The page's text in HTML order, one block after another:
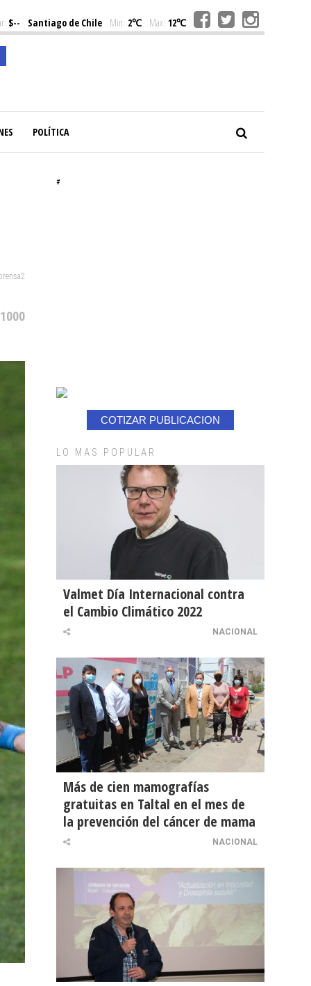
$-- Santiago de Chile Min: 2℃ Max: 12℃
POLÍTICA
#
COTIZAR PUBLICACION
LO MAS POPULAR
Valmet Día Internacional contra
el Cambio Climático 2022
NACIONAL
Más de cien mamografías
gratuitas en Taltal en el mes de
la prevención del cáncer de mama
NACIONAL